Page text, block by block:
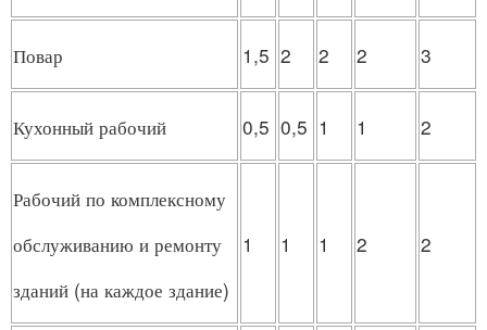
Повар 1,5 2 2 2 3
Кухонный рабочий 0,5 0,5 1 1 2
Рабочий по комплексному
обслуживанию и ремонту
зданий (на каждое здание)
1 1 1 2 2